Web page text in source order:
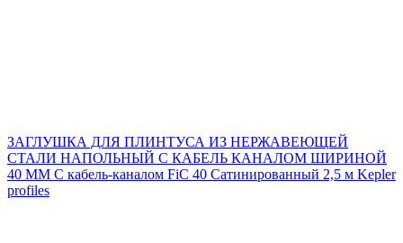
ЗАГЛУШКА ДЛЯ ПЛИНТУСА ИЗ НЕРЖАВЕЮЩЕЙ
СТАЛИ НАПОЛЬНЫЙ С КАБЕЛЬ КАНАЛОМ ШИРИНОЙ
40 ММ С кабель-каналом FiC 40 Сатинированный 2,5 м Kepler
profiles